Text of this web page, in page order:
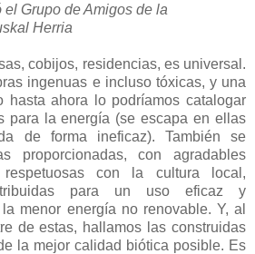
Grupo de Amigos de la
Herria
cobijos, residencias, es universal.
ingenuas e incluso tóxicas, y una
hasta ahora lo podríamos catalogar
para la energía (se escapa en ellas
de forma ineficaz). También se
proporcionadas, con agradables
con la cultura local,
para un uso eficaz y
menor energía no renovable. Y, al
de estas, hallamos las construidas
la mejor calidad biótica posible. Es